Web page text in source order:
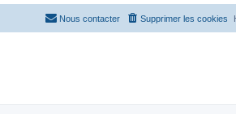
Supprimer les cookies
Nous contacter